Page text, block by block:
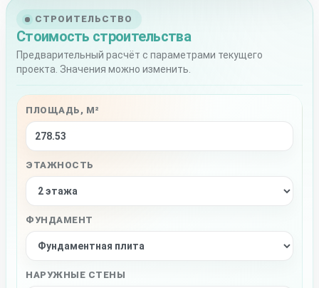
СТРОИТЕЛЬСТВО
Стоимость строительства
Предварительный расчёт с параметрами текущего
проекта. Значения можно изменить.
ПЛОЩАДЬ, М²
ЭТАЖНОСТЬ
ФУНДАМЕНТ
НАРУЖНЫЕ СТЕНЫ